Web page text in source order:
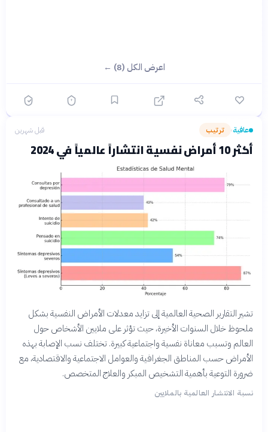
اعرض الكل (8) ←
عافية› ترتيب قبل شهرين
أكثر 10 أمراض نفسية انتشاراً عالمياً في 2024
تشير التقارير الصحية العالمية إلى تزايد معدلات الأمراض النفسية بشكل
ملحوظ خلال السنوات الأخيرة، حيث تؤثر على ملايين الأشخاص حول
العالم وتسبب معاناة نفسية واجتماعية كبيرة. تختلف نسب الإصابة بهذه
الأمراض حسب المناطق الجغرافية والعوامل الاجتماعية والاقتصادية، مع
ضرورة التوعية بأهمية التشخيص المبكر والعلاج المتخصص.
نسبة الانتشار العالمية بالملايين